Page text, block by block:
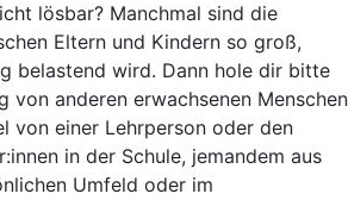
lösbar? Manchmal sind die
Eltern und Kindern so groß,
belastend wird. Dann hole dir bitte
von anderen erwachsenen Menschen
von einer Lehrperson oder den
in der Schule, jemandem aus
Umfeld oder im